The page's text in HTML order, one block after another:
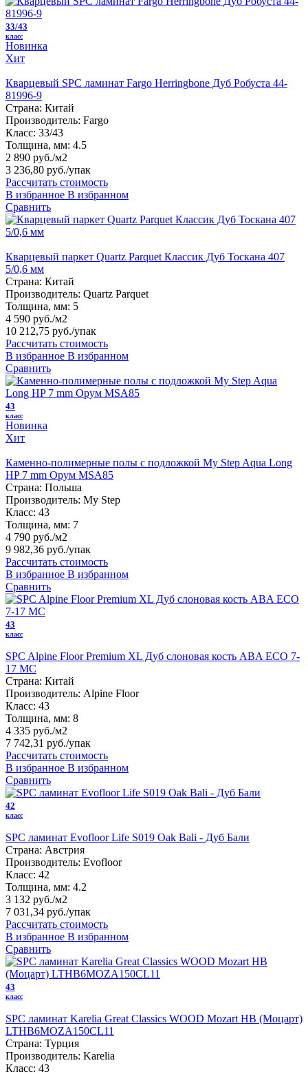
33/43
класс
Новинка
Хит
Кварцевый SPC ламинат Fargo Herringbone Дуб Робуста 44-
81996-9
Страна: Китай
Производитель: Fargo
Класс: 33/43
Толщина, мм: 4.5
2 890 руб./м2
3 236,80 руб./упак
Рассчитать стоимость
В избранное В избранном
Сравнить
Кварцевый паркет Quartz Parquet Классик Дуб Тоскана 407
5/0,6 мм
Страна: Китай
Производитель: Quartz Parquet
Толщина, мм: 5
4 590 руб./м2
10 212,75 руб./упак
Рассчитать стоимость
В избранное В избранном
Сравнить
43
класс
Новинка
Хит
Каменно-полимерные полы с подложкой My Step Aqua Long
HP 7 mm Орум MSA85
Страна: Польша
Производитель: My Step
Класс: 43
Толщина, мм: 7
4 790 руб./м2
9 982,36 руб./упак
Рассчитать стоимость
В избранное В избранном
Сравнить
43
класс
SPC Alpine Floor Premium XL Дуб слоновая кость ABA ECO 7-
17 MC
Страна: Китай
Производитель: Alpine Floor
Класс: 43
Толщина, мм: 8
4 335 руб./м2
7 742,31 руб./упак
Рассчитать стоимость
В избранное В избранном
Сравнить
42
класс
SPC ламинат Evofloor Life S019 Oak Bali - Дуб Бали
Страна: Австрия
Производитель: Evofloor
Класс: 42
Толщина, мм: 4.2
3 132 руб./м2
7 031,34 руб./упак
Рассчитать стоимость
В избранное В избранном
Сравнить
43
класс
SPC ламинат Karelia Great Classics WOOD Mozart HB (Моцарт)
LTHB6MOZA150CL11
Страна: Турция
Производитель: Karelia
Класс: 43